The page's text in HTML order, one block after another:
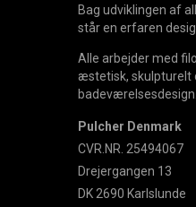
Bag udviklingen af
står en erfaren
Alle arbejder med
æstetisk, skulpturelt
badeværelsesdesign.
Pulcher Denmark
CVR.NR. 25494067
Drejergangen 13
DK 2690 Karlslunde